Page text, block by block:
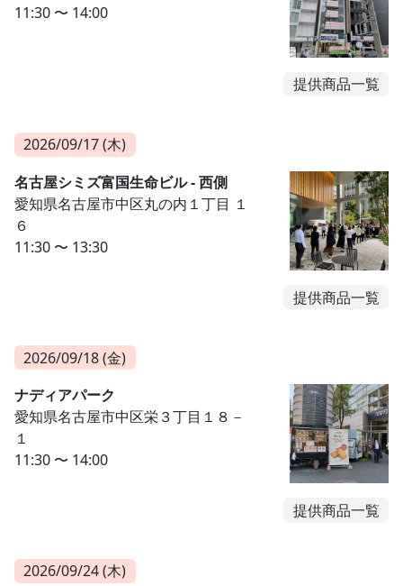
11:30 〜 14:00
提供商品一覧
2026/09/17 (木)
名古屋シミズ富国生命ビル - 西側
愛知県名古屋市中区丸の内１丁目 １
６
11:30 〜 13:30
提供商品一覧
2026/09/18 (金)
ナディアパーク
愛知県名古屋市中区栄３丁目１８－
１
11:30 〜 14:00
提供商品一覧
2026/09/24 (木)